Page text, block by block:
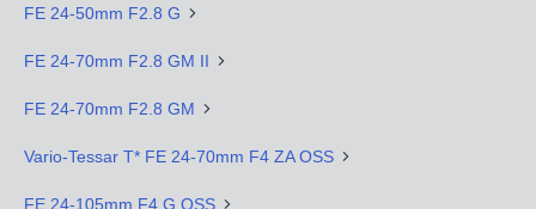
FE 24-50mm F2.8 G
FE 24-70mm F2.8 GM II
FE 24-70mm F2.8 GM
Vario-Tessar T* FE 24-70mm F4 ZA OSS
FE 24-105mm F4 G OSS